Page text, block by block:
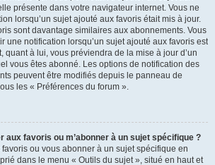
présente dans votre navigateur internet. Vous ne
lorsqu’un sujet ajouté aux favoris était mis à jour.
sont davantage similaires aux abonnements. Vous
une notification lorsqu’un sujet ajouté aux favoris est
quant à lui, vous préviendra de la mise à jour d’un
vous êtes abonné. Les options de notification des
peuvent être modifiés depuis le panneau de
les « Préférences du forum ».
aux favoris ou m’abonner à un sujet spécifique ?
ou vous abonner à un sujet spécifique en
dans le menu « Outils du sujet », situé en haut et